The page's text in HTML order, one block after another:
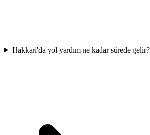
Hakkari'da yol yardım ne kadar sürede gelir?